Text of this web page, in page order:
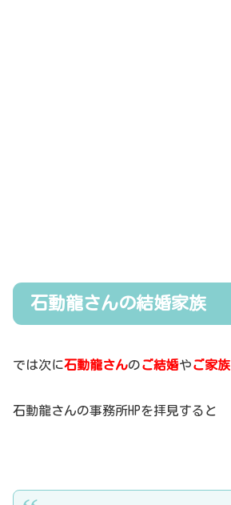
石動龍さんの結婚家族
では次に石動龍さんのご結婚やご家族
石動龍さんの事務所HPを拝見すると